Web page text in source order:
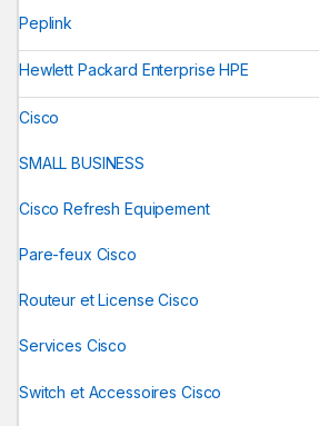
Peplink
Hewlett Packard Enterprise HPE
Cisco
SMALL BUSINESS
Cisco Refresh Equipement
Pare-feux Cisco
Routeur et License Cisco
Services Cisco
Switch et Accessoires Cisco